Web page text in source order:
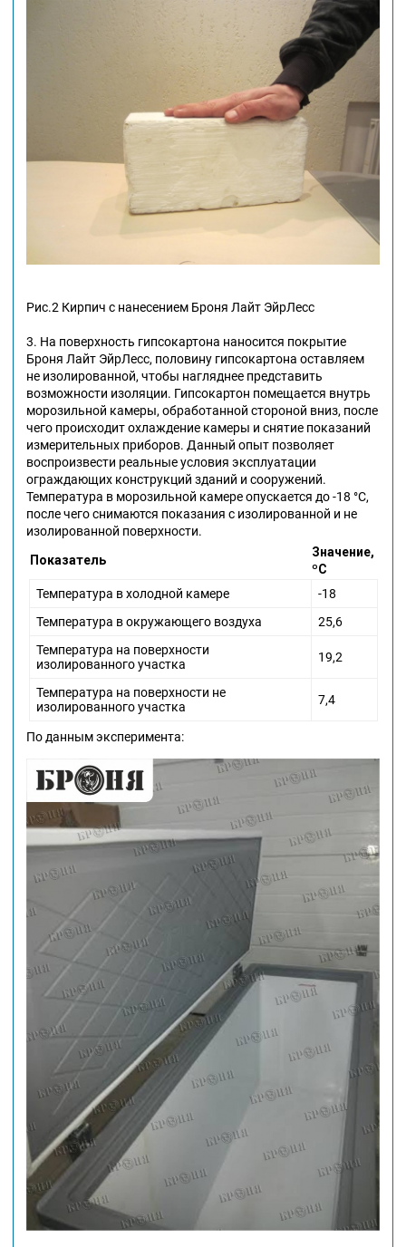
Рис.2 Кирпич с нанесением Броня Лайт ЭйрЛесс
3. На поверхность гипсокартона наносится покрытие
Броня Лайт ЭйрЛесс, половину гипсокартона оставляем
не изолированной, чтобы нагляднее представить
возможности изоляции. Гипсокартон помещается внутрь
морозильной камеры, обработанной стороной вниз, после
чего происходит охлаждение камеры и снятие показаний
измерительных приборов. Данный опыт позволяет
воспроизвести реальные условия эксплуатации
ограждающих конструкций зданий и сооружений.
Температура в морозильной камере опускается до -18 °С,
после чего снимаются показания с изолированной и не
изолированной поверхности.
Показатель
Значение,
ºС
Температура в холодной камере
-18
Температура в окружающего воздуха
25,6
Температура на поверхности
изолированного участка
19,2
Температура на поверхности не
изолированного участка
7,4
По данным эксперимента: